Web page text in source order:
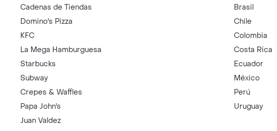
Cadenas de Tiendas
Domino's Pizza
KFC
La Mega Hamburguesa
Starbucks
Subway
Crepes & Waffles
Papa John's
Juan Valdez
Brasil
Chile
Colombia
Costa Rica
Ecuador
México
Perú
Uruguay